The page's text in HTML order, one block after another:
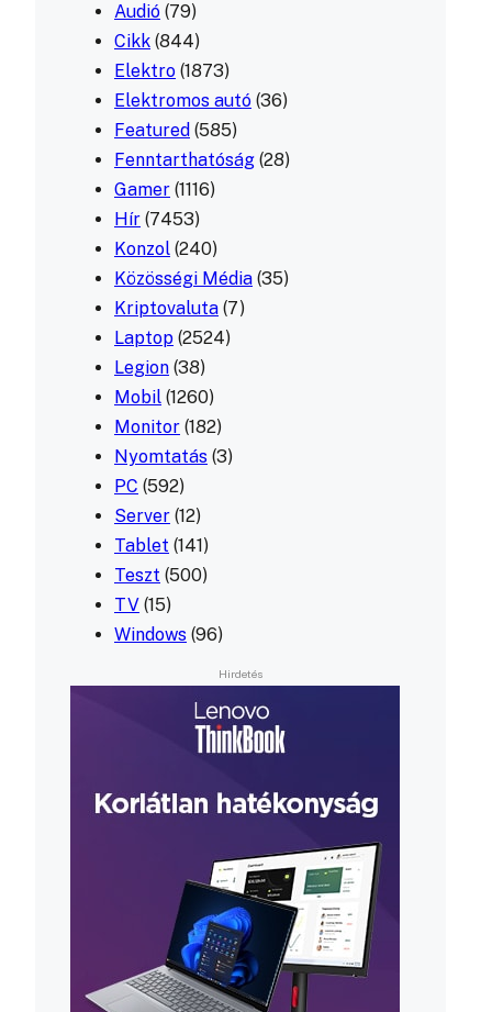
Audió (79)
Cikk (844)
Elektro (1873)
Elektromos autó (36)
Featured (585)
Fenntarthatóság (28)
Gamer (1116)
Hír (7453)
Konzol (240)
Közösségi Média (35)
Kriptovaluta (7)
Laptop (2524)
Legion (38)
Mobil (1260)
Monitor (182)
Nyomtatás (3)
PC (592)
Server (12)
Tablet (141)
Teszt (500)
TV (15)
Windows (96)